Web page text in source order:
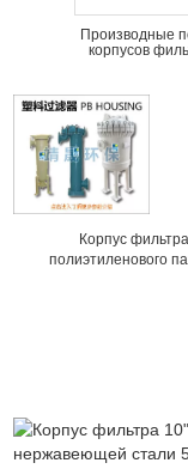
Производные
корпусов
Корпус фильтра
полиэтиленового